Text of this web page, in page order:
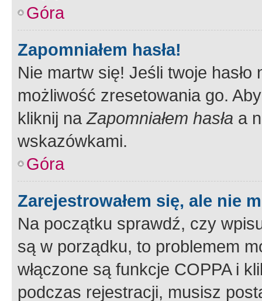
Góra
Zapomniałem hasła!
Nie martw się! Jeśli twoje
możliwość zresetowania go.
kliknij naZapomniałem hasła a
wskazówkami.
Góra
Zarejestrowałem się, ale nie
Na początku sprawdź, czy
są w porządku, to problemem
włączone są funkcje COPPA i
podczas rejestracji, musisz